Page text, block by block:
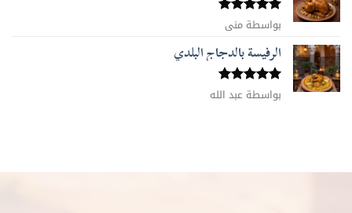
تم التقييم
5من 5
بواسطة منى
الرفيسة بالدجاج البلدي
تم التقييم
5من 5
بواسطة عبد الله